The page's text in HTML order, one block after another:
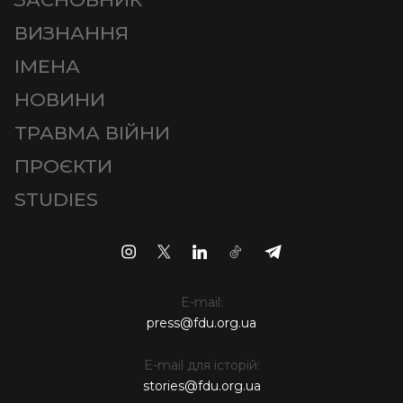
ВИЗНАННЯ
ІМЕНА
НОВИНИ
ТРАВМА ВІЙНИ
ПРОЄКТИ
STUDIES
E-mail:
press@fdu.org.ua
E-mail для історій:
stories@fdu.org.ua